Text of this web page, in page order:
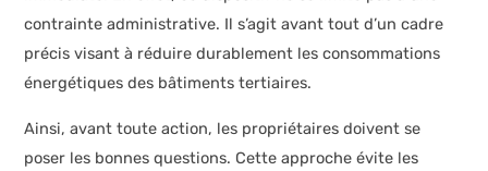
contrainte administrative. Il s’agit avant tout d’un cadre
précis visant à réduire durablement les consommations
énergétiques des bâtiments tertiaires.
Ainsi, avant toute action, les propriétaires doivent se
poser les bonnes questions. Cette approche évite les